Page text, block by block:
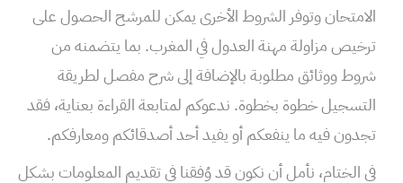
الامتحان وتوفر الشروط الأخرى يمكن للمرشح الحصول على
ترخيص مزاولة مهنة العدول في المغرب. بما يتضمنه من
شروط ووثائق مطلوبة بالإضافة إلى شرح مفصل لطريقة
التسجيل خطوة بخطوة. ندعوكم لمتابعة القراءة بعناية، فقد
تجدون فيه ما ينفعكم أو يفيد أحد أصدقائكم ومعارفكم.
في الختام، نأمل أن نكون قد وُفقنا في تقديم المعلومات بشكل